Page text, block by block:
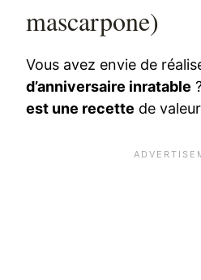
mascarpone)
Vous avez envie de
d’anniversaire inratable
est une recette de